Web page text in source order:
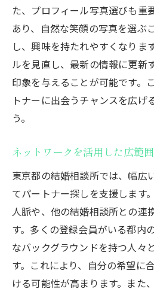
た、プロフィール写真選びも重
あり、自然な笑顔の写真を選ぶ
し、興味を持たれやすくなりま
ルを見直し、最新の情報に更新
印象を与えることが可能です。
トナーに出会うチャンスを広げ
う。
ネットワークを活用した広範
東京都の結婚相談所では、幅広
てパートナー探しを支援します
人脈や、他の結婚相談所との連
す。多くの登録会員がいる都内
なバックグラウンドを持つ人々
す。これにより、自分の希望に
ける可能性が高まります。また